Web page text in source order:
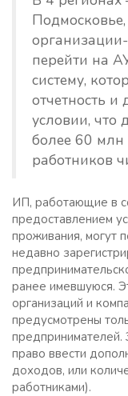
перейти на
систему,
отчетность и
условии, что
более 60 млн
работников
ИП, работающие в
предоставлением
проживания, могут
недавно
ранее имевшуюся.
организаций и
предусмотрены
предпринимателей.
право ввести
доходов, или
работниками).